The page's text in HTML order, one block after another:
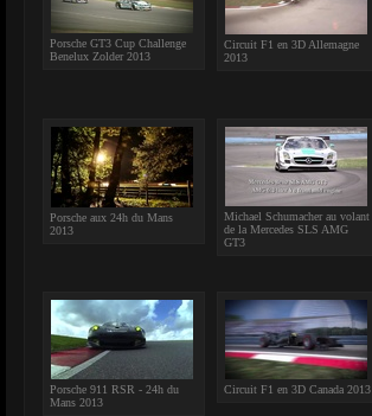
Porsche GT3 Cup Challenge
Benelux Zolder 2013
Circuit F1 en 3D Allemagne
2013
Porsche aux 24h du Mans
2013
Michael Schumacher au volant
de la Mercedes SLS AMG
GT3
Porsche 911 RSR - 24h du
Mans 2013
Circuit F1 en 3D Canada 2013